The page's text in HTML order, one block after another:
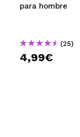
para hombre
(25)
4,99€